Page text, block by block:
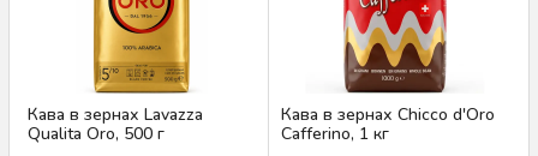
Кава в зернах Lavazza
Qualita Oro, 500 г
Кава в зернах Chicco d'Oro
Cafferino, 1 кг